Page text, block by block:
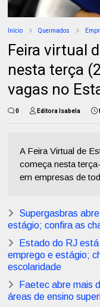
Início Queimados
Feira virtual
nesta terça
vagas no
0 Editora Isabela
A Feira Virtual de
começa nesta
em empresas de
Supergasbras
estágio; confira as
Estado do RJ
emprego e estágio;
escolaridade
Faetec abre mais
áreas de ensino